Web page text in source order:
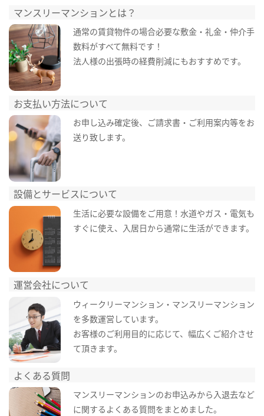
マンスリーマンションとは？
通常の賃貸物件の場合必要な敷金・礼金・仲介手
数料がすべて無料です！
法人様の出張時の経費削減にもおすすめです。
お支払い方法について
お申し込み確定後、ご請求書・ご利用案内等をお
送り致します。
設備とサービスについて
生活に必要な設備をご用意！水道やガス・電気も
すぐに使え、入居日から通常に生活ができます。
運営会社について
ウィークリーマンション・マンスリーマンション
を多数運営しています。
お客様のご利用目的に応じて、幅広くご紹介させ
て頂きます。
よくある質問
マンスリーマンションのお申込みから入退去など
に関するよくある質問をまとめました。